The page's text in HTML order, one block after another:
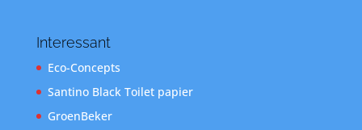
Interessant
Eco-Concepts
Santino Black Toilet papier
GroenBeker